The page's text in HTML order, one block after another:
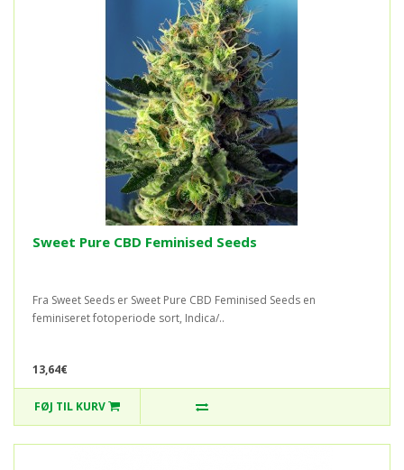
Sweet Pure CBD Feminised Seeds
Fra Sweet Seeds er Sweet Pure CBD Feminised Seeds en
feminiseret fotoperiode sort, Indica/..
13,64€
FØJ TIL KURV